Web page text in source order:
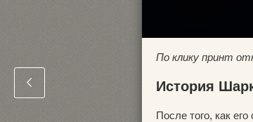
По клику принт
История
После того, как